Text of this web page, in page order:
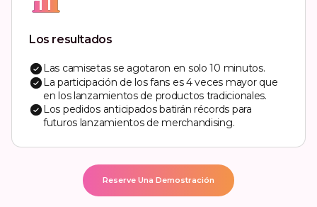
Los resultados
Las camisetas se agotaron en solo 10 minutos.
La participación de los fans es 4 veces mayor que
en los lanzamientos de productos tradicionales.
Los pedidos anticipados batirán récords para
futuros lanzamientos de merchandising.
Reserve Una Demostración